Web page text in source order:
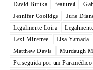
David Burtka
featured
Jennifer Coolidge
June
Legalmente Loira
Lexi Minetree
Lisa Yamada
Matthew Davis
Murdaugh
Perseguida por um Paramédico